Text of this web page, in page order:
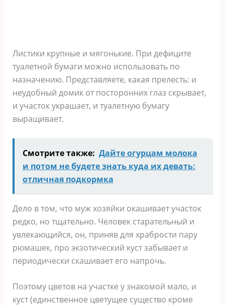
Листики крупные и мягонькие. При дефиците
туалетной бумаги можно использовать по
назначению. Представляете, какая прелесть: и
неудобный домик от посторонних глаз скрывает,
и участок украшает, и туалетную бумагу
выращивает.
Смотрите также: Дайте огурцам молока
и потом не будете знать куда их девать:
отличная подкормка
Дело в том, что муж хозяйки окашивает участок
редко, но тщательно. Человек старательный и
увлекающийся, он, приняв для храбрости пару
рюмашек, про экзотический куст забывает и
периодически скашивает его напрочь.
Поэтому цветов на участке у знакомой мало, и
куст (единственное цветущее существо кроме